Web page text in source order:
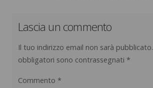
Lascia un commento
Il tuo indirizzo email non sarà pubblicato.
obbligatori sono contrassegnati *
Commento *